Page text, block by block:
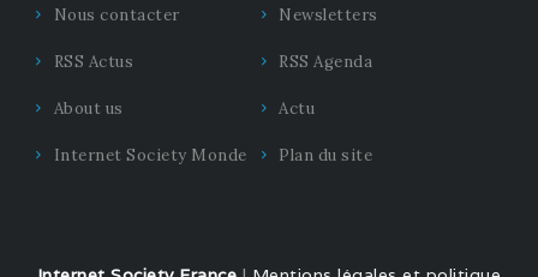
Nous contacter Newsletters
RSS Actus RSS Agenda
About us Actu
Internet Society Monde Plan du site